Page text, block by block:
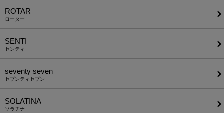
ROTAR
ローター
SENTI
センティ
seventy seven
セブンティセブン
SOLATINA
ソラチナ